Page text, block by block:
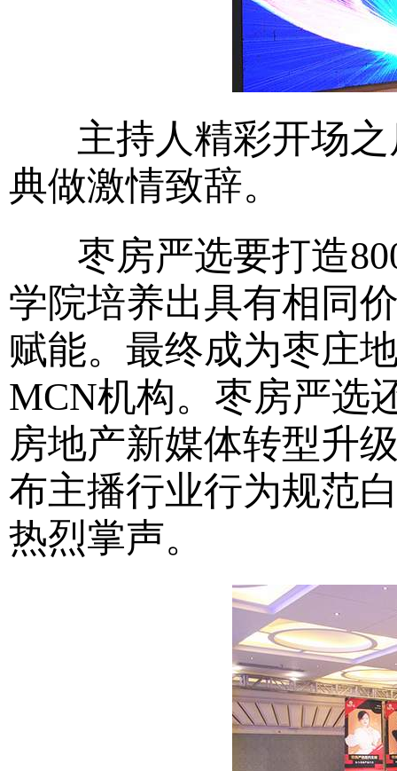
主持人精彩开场之
典做激情致辞。
枣房严选要打造
学院培养出具有相同
赋能。最终成为枣庄
MCN机构。枣房严选
房地产新媒体转型升
布主播行业行为规范
热烈掌声。